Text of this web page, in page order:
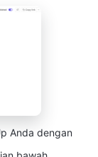
Anda dengan